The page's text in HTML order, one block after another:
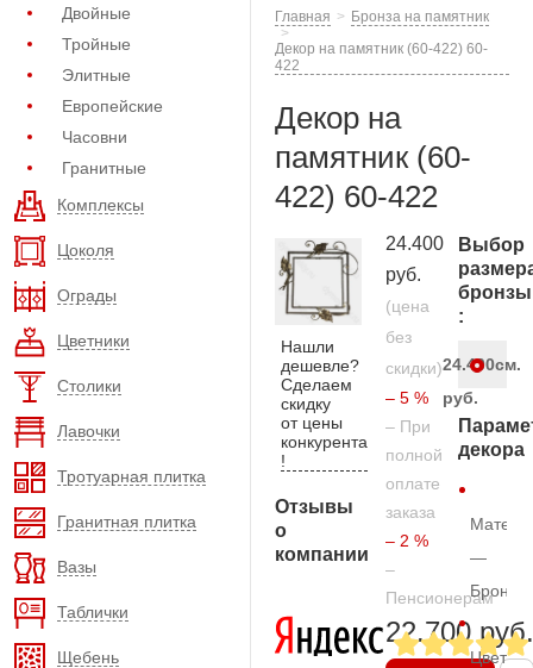
Двойные
Тройные
Элитные
Европейские
Часовни
Гранитные
Комплексы
Цоколя
Ограды
Цветники
Столики
Лавочки
Тротуарная плитка
Гранитная плитка
Вазы
Таблички
Щебень
Главная
Бронза на памятник
Декор на памятник (60-422) 60-
422
Декор на
памятник (60-
422) 60-422
Нашли
дешевле?
Сделаем
скидку
от цены
конкурента
!
Отзывы
о
компании
24.400
руб.
(цена
без
скидки)
– 5 %
– При
полной
оплате
заказа
– 2 %
–
Пенсионерам
22.700 руб.
Выбор
бронзы
:
24.400
руб.
см.
декора
—
Бронза
Цвет